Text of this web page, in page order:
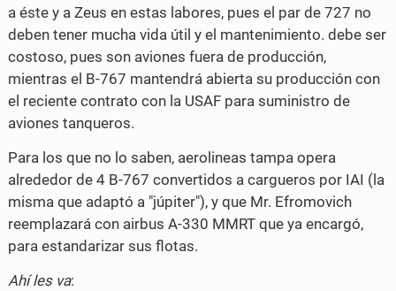
a éste y a Zeus en estas labores, pues el par de 727 no
deben tener mucha vida útil y el mantenimiento. debe ser
costoso, pues son aviones fuera de producción,
mientras el B-767 mantendrá abierta su producción con
el reciente contrato con la USAF para suministro de
aviones tanqueros.
Para los que no lo saben, aerolineas tampa opera
alrededor de 4 B-767 convertidos a cargueros por IAI (la
misma que adaptó a "júpiter"), y que Mr. Efromovich
reemplazará con airbus A-330 MMRT que ya encargó,
para estandarizar sus flotas.
Ahí les va: